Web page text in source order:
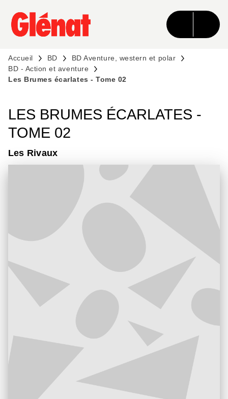
MENU RECHERCHE CONTENU
PIED DE PAGE
Accueil BD
BD Aventure, western et polar
BD - Action et aventure
Les Brumes écarlates - Tome 02
LES BRUMES ÉCARLATES -
TOME 02
Les Rivaux